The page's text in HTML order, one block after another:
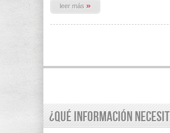
leer más »
¿Qué información